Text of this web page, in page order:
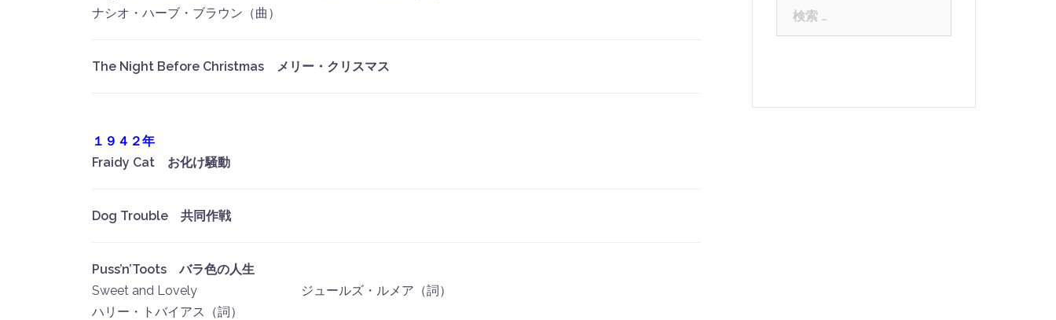
ナシオ・ハーブ・ブラウン（曲）
The Night Before Christmas メリー・クリスマス
１９４２年
Fraidy Cat お化け騒動
Dog Trouble 共同作戦
Puss’n’Toots バラ色の人生
Sweet and Lovely ジュールズ・ルメア（詞）
ハリー・トバイアス（詞）